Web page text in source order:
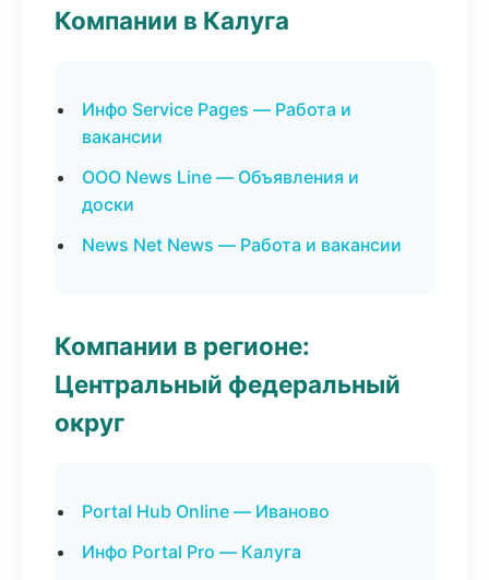
Компании в Калуга
Инфо Service Pages — Работа и
вакансии
ООО News Line — Объявления и
доски
News Net News — Работа и вакансии
Компании в регионе:
Центральный федеральный
округ
Portal Hub Online — Иваново
Инфо Portal Pro — Калуга